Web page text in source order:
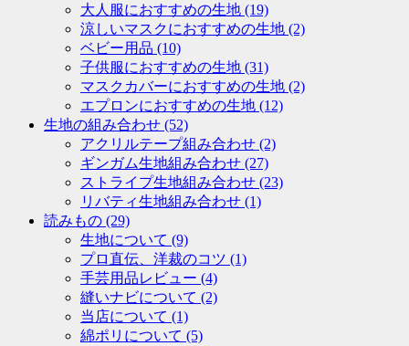
大人服におすすめの生地 (19)
涼しいマスクにおすすめの生地 (2)
ベビー用品 (10)
子供服におすすめの生地 (31)
マスクカバーにおすすめの生地 (2)
エプロンにおすすめの生地 (12)
生地の組み合わせ (52)
アクリルテープ組み合わせ (2)
ギンガム生地組み合わせ (27)
ストライプ生地組み合わせ (23)
リバティ生地組み合わせ (1)
読みもの (29)
生地について (9)
プロ直伝、洋裁のコツ (1)
手芸用品レビュー (4)
縫いナビについて (2)
当店について (1)
綿ポリについて (5)